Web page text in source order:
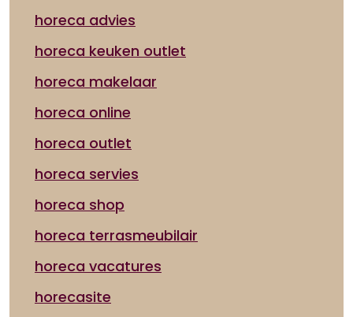
horeca advies
horeca keuken outlet
horeca makelaar
horeca online
horeca outlet
horeca servies
horeca shop
horeca terrasmeubilair
horeca vacatures
horecasite